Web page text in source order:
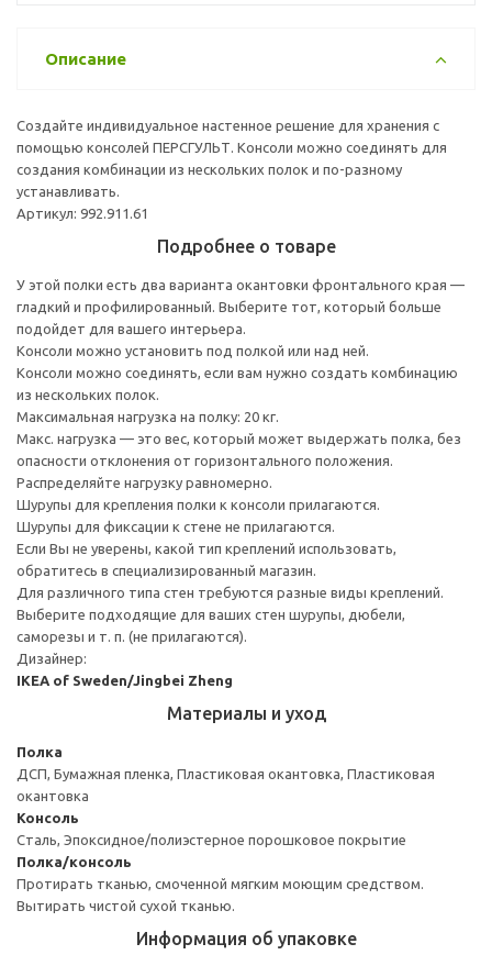
Описание
Создайте индивидуальное настенное решение для хранения с
помощью консолей ПЕРСГУЛЬТ. Консоли можно соединять для
создания комбинации из нескольких полок и по-разному
устанавливать.
Артикул: 992.911.61
Подробнее о товаре
У этой полки есть два варианта окантовки фронтального края —
гладкий и профилированный. Выберите тот, который больше
подойдет для вашего интерьера.
Консоли можно установить под полкой или над ней.
Консоли можно соединять, если вам нужно создать комбинацию
из нескольких полок.
Максимальная нагрузка на полку: 20 кг.
Макс. нагрузка — это вес, который может выдержать полка, без
опасности отклонения от горизонтального положения.
Распределяйте нагрузку равномерно.
Шурупы для крепления полки к консоли прилагаются.
Шурупы для фиксации к стене не прилагаются.
Если Вы не уверены, какой тип креплений использовать,
обратитесь в специализированный магазин.
Для различного типа стен требуются разные виды креплений.
Выберите подходящие для ваших стен шурупы, дюбели,
саморезы и т. п. (не прилагаются).
Дизайнер:
IKEA of Sweden/Jingbei Zheng
Материалы и уход
Полка
ДСП, Бумажная пленка, Пластиковая окантовка, Пластиковая
окантовка
Консоль
Сталь, Эпоксидное/полиэстерное порошковое покрытие
Полка/консоль
Протирать тканью, смоченной мягким моющим средством.
Вытирать чистой сухой тканью.
Информация об упаковке